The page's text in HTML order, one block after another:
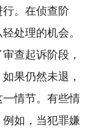
。在侦查阶
处理的机会。
查起诉阶段，
果仍然未退，
情节。有些情
如，当犯罪嫌